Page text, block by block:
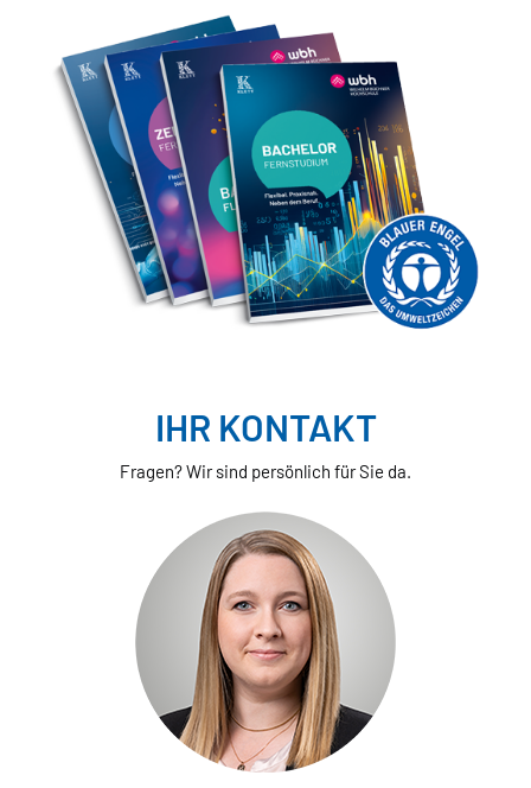
IHR KONTAKT
Fragen? Wir sind persönlich für Sie da.